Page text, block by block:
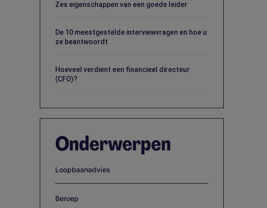
Zes eigenschappen van een goede leider
De 10 meestgestelde interviewvragen en hoe u
ze beantwoordt
Hoeveel verdient een financieel directeur
(CFO)?
Onderwerpen
Loopbaanadvies
Beroep